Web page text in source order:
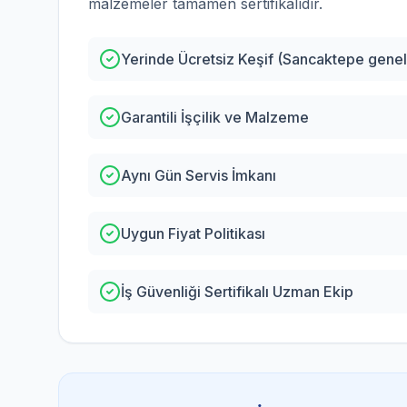
malzemeler tamamen sertifikalıdır.
Yerinde Ücretsiz Keşif (Sancaktepe
Garantili İşçilik ve Malzeme
Aynı Gün Servis İmkanı
Uygun Fiyat Politikası
İş Güvenliği Sertifikalı Uzman Ekip